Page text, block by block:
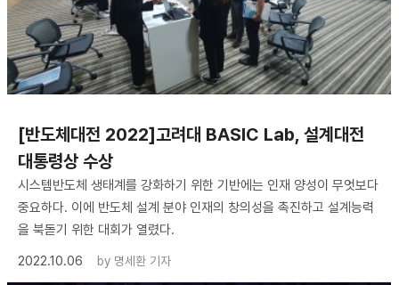
[반도체대전 2022]고려대 BASIC Lab, 설계대전
대통령상 수상
시스템반도체 생태계를 강화하기 위한 기반에는 인재 양성이 무엇보다
중요하다. 이에 반도체 설계 분야 인재의 창의성을 촉진하고 설계능력
을 북돋기 위한 대회가 열렸다.
2022.10.06
by 명세환 기자